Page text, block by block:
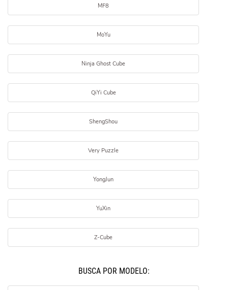
MF8
MoYu
Ninja Ghost Cube
QiYi Cube
ShengShou
Very Puzzle
YongJun
YuXin
Z-Cube
BUSCÁ POR MODELO: